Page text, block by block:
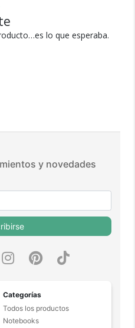
lo que esperaba.
5 en Google.
5 en Facebook.
en tus
y directa con
y novedades
Categorías
Todos los productos
Notebooks